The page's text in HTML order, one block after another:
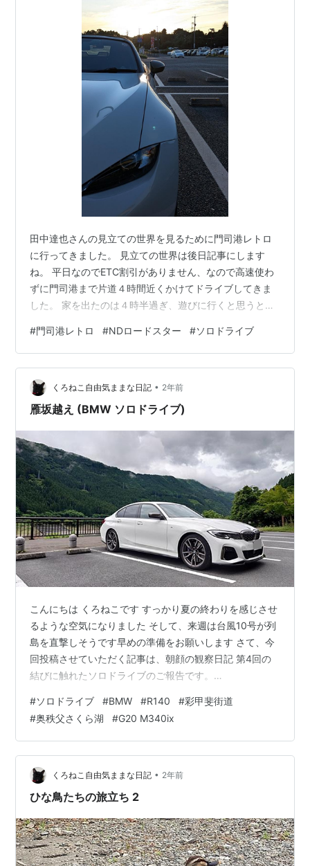
田中達也さんの見立ての世界を見るために門司港レトロ
に行ってきました。 見立ての世界は後日記事にします
ね。 平日なのでETC割引がありません、なので高速使わ
ずに門司港まで片道４時間近くかけてドライブしてきま
した。 家を出たのは４時半過ぎ、遊びに行くと思うと苦
半 鳥栖から冷水トンネル抜けると寒かった～ 気温１５度
は寒い。 今回久しぶりにR200を走りましたが前はトラッ
クが爆走してたイメージです。 高速じゃないよね？と思
うくらいのスピードでよく煽られてましたが 取り締まり
が厳しくなったせいか皆さん制限速度＋α程度で走ってる
#門司港レトロ #NDロードスター #ソロドライブ
くろねこ自由気ままな日記 • 2年前
雁坂越え (BMW ソロドライブ)
こんにちは くろねこです すっかり夏の終わりを感じさせ
るような空気になりました そして、来週は台風10号が列
島を直撃しそうです早めの準備をお願いします さて、今
回投稿させていただく記事は、朝顔の観察日記 第4回の
結びに触れたソロドライブのご報告です。
日になりました 窓の外は 窓に打ち付ける雨の音で目覚め
ました。2024年6月23日（日）時刻はまもなく午前6時
朦朧とする意識エアコンはついているのに部屋はムシム
シ 朝食会場より そう、ここは埼玉県某所のビジネスホテ
ル久しぶりに逢えた同窓生たちと遠い昔の記憶の欠片を
拾い集める…
#ソロドライブ #BMW #R140 #彩甲斐街道
#奥秩父さくら湖 #G20 M340ix
くろねこ自由気ままな日記 • 2年前
ひな鳥たちの旅立ち 2